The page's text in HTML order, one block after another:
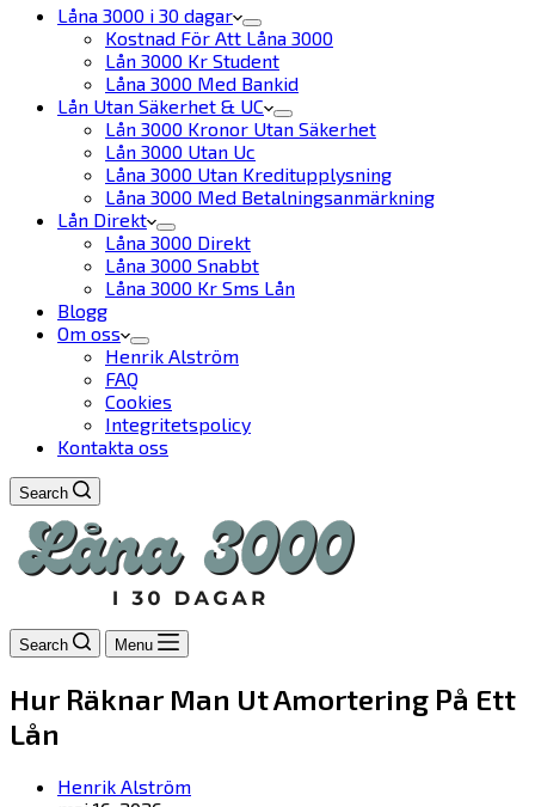
Låna 3000 i 30 dagar
Kostnad För Att Låna 3000
Lån 3000 Kr Student
Låna 3000 Med Bankid
Lån Utan Säkerhet & UC
Lån 3000 Kronor Utan Säkerhet
Lån 3000 Utan Uc
Låna 3000 Utan Kreditupplysning
Låna 3000 Med Betalningsanmärkning
Lån Direkt
Låna 3000 Direkt
Låna 3000 Snabbt
Låna 3000 Kr Sms Lån
Blogg
Om oss
Henrik Alström
FAQ
Cookies
Integritetspolicy
Kontakta oss
Search
Search Menu
Hur Räknar Man Ut Amortering På Ett
Lån
Henrik Alström